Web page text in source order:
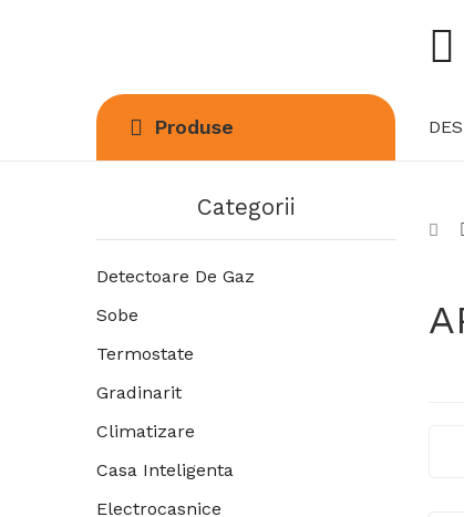
Produse
Categorii
Detectoare De Gaz
Sobe
Termostate
Gradinarit
Climatizare
Casa Inteligenta
Electrocasnice